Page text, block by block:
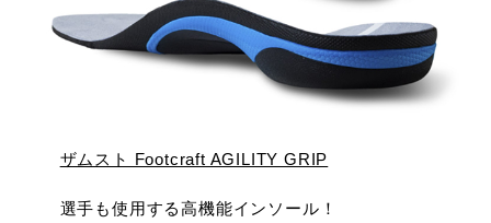
ザムスト Footcraft AGILITY GRIP
選手も使用する高機能インソール！